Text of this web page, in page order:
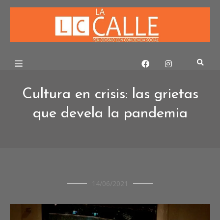
Skip
Cultura en crisis: las grietas
que devela la pandemia
CULTURA
14/06/2021